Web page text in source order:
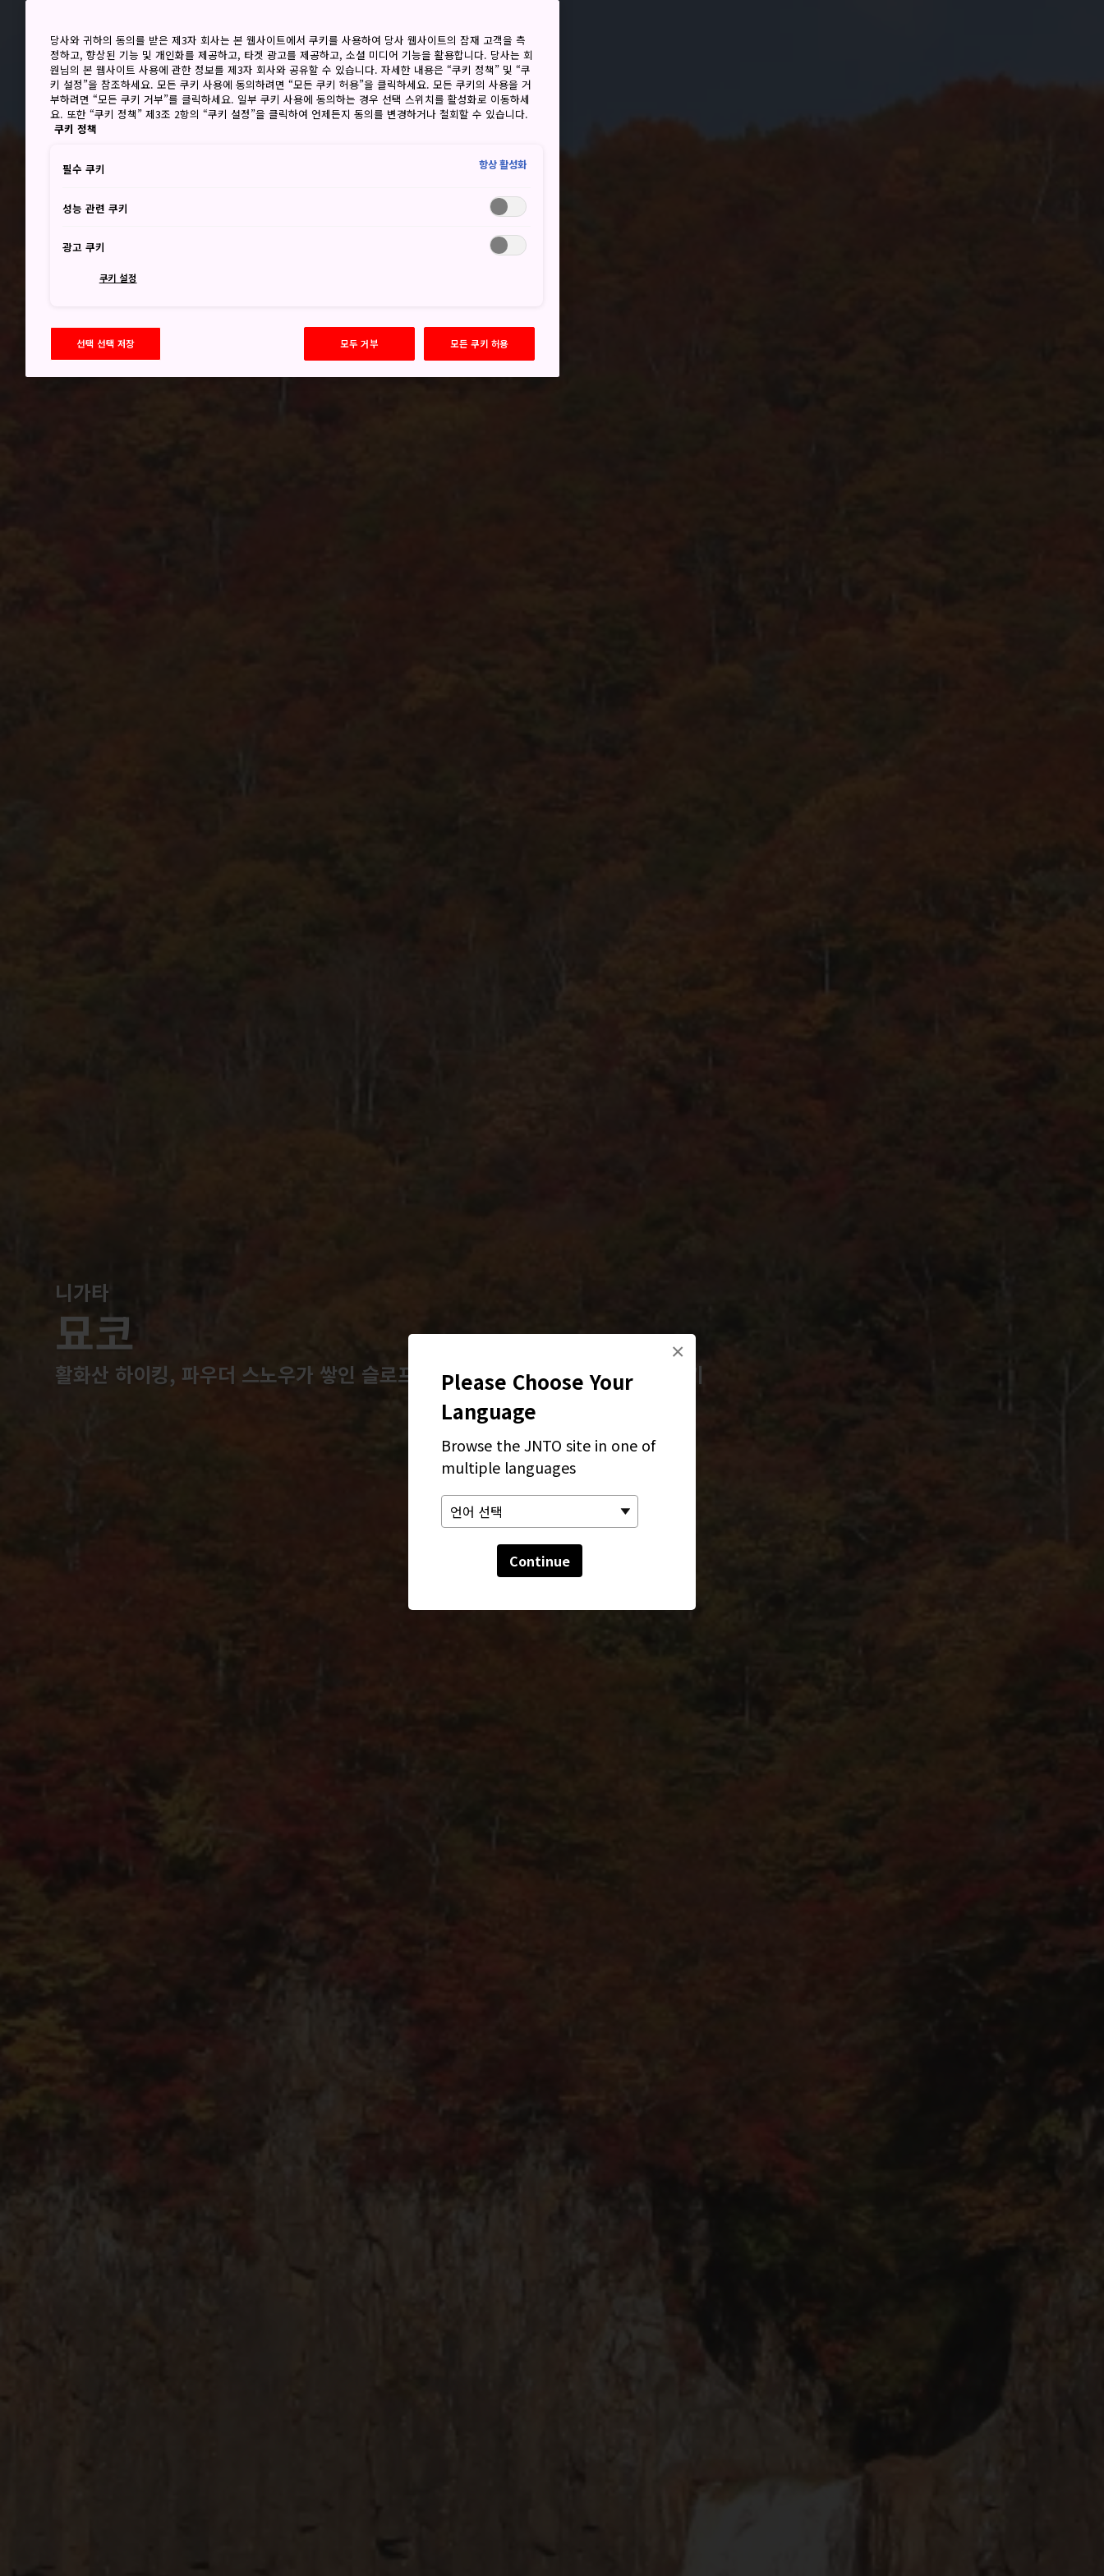
Please Choose Your
Language
Browse the JNTO site in one of
multiple languages
Continue
×
니가타
묘코
활화산 하이킹, 파우더 스노우가 쌓인 슬로프에서 스키 타기, 온천에서 피로 풀기
당사와 귀하의 동의를 받은 제3자 회사는 본 웹사이트에서 쿠키를 사용하여 당사 웹사이트의 잠재 고객을 측
정하고, 향상된 기능 및 개인화를 제공하고, 타겟 광고를 제공하고, 소셜 미디어 기능을 활용합니다. 당사는 회
원님의 본 웹사이트 사용에 관한 정보를 제3자 회사와 공유할 수 있습니다. 자세한 내용은 “쿠키 정책” 및 “쿠
키 설정”을 참조하세요. 모든 쿠키 사용에 동의하려면 “모든 쿠키 허용”을 클릭하세요. 모든 쿠키의 사용을 거
부하려면 “모든 쿠키 거부”를 클릭하세요. 일부 쿠키 사용에 동의하는 경우 선택 스위치를 활성화로 이동하세
요. 또한 “쿠키 정책” 제3조 2항의 “쿠키 설정”을 클릭하여 언제든지 동의를 변경하거나 철회할 수 있습니다.
쿠키 정책
필수 쿠키 항상 활성화
성능 관련 쿠키
광고 쿠키
쿠키 설정
선택 선택 저장 모두 거부 모든 쿠키 허용